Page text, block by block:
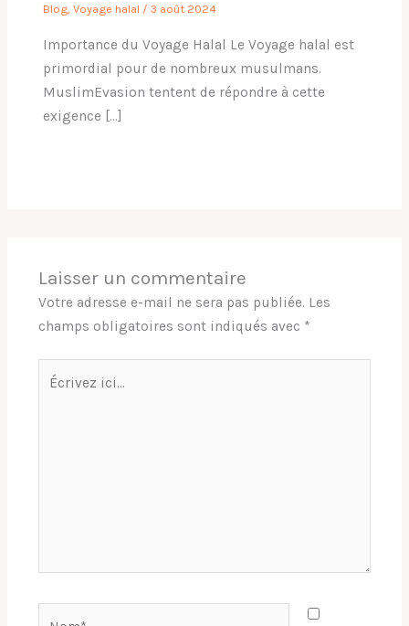
Blog,Voyage halal /3 août 2024
Importance du Voyage Halal Le Voyage halal est
primordial pour de nombreux musulmans.
MuslimEvasion tentent de répondre à cette
exigence […]
Laisser un commentaire
Votre adresse e-mail ne sera pas publiée. Les
champs obligatoires sont indiqués avec *
Écrivez